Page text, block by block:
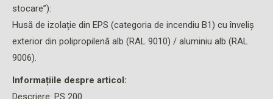
stocare”):
Husă de izolație din EPS (categoria de incendiu B1) cu înveliș
exterior din polipropilenă alb (RAL 9010) / aluminiu alb (RAL
9006).
Informațiile despre articol:
Descriere: PS 200